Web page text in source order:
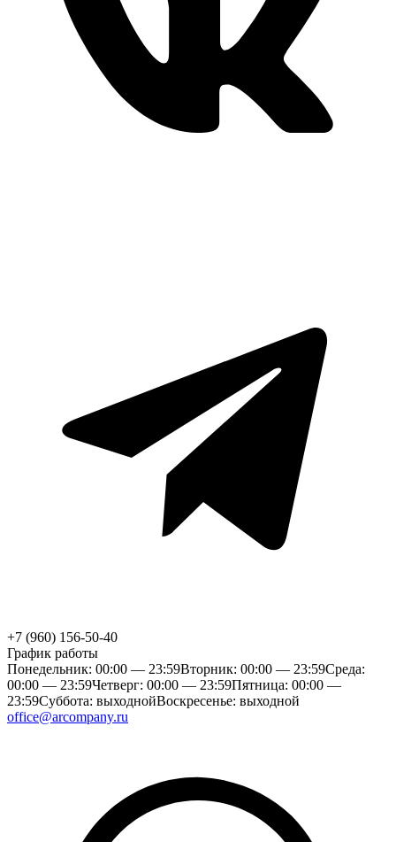
+7 (960) 156-50-40
График работы
Понедельник: 00:00 — 23:59Вторник: 00:00 — 23:59Среда:
00:00 — 23:59Четверг: 00:00 — 23:59Пятница: 00:00 —
23:59Суббота: выходнойВоскресенье: выходной
office@arcompany.ru